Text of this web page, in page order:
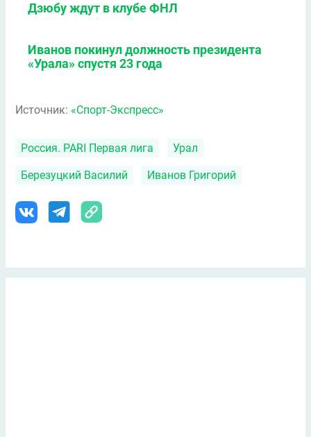
Дзюбу ждут в клубе ФНЛ
Иванов покинул должность президента
«Урала» спустя 23 года
Источник: «Спорт-Экспресс»
Россия. PARI Первая лига Урал
Березуцкий Василий Иванов Григорий